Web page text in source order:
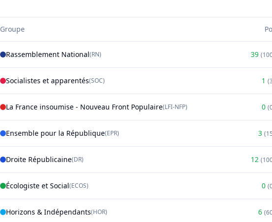
Groupe
Rassemblement National(RN) 39 (
Socialistes et apparentés(SOC) 1 (
La France insoumise - Nouveau Front Populaire(LFI-NFP) 0 (
Ensemble pour la République(EPR) 3 (
Droite Républicaine(DR) 12 (
Écologiste et Social(ECOS) 0 (
Horizons & Indépendants(HOR) 6 (